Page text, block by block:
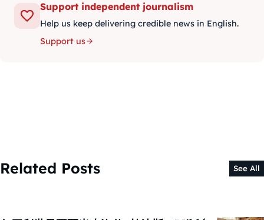
Support independent journalism
Help us keep delivering credible news in English.
Support us
Related Posts See All